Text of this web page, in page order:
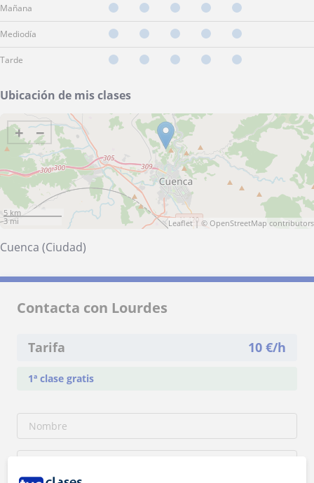
Mañana
Mediodía
Tarde
Ubicación de mis clases
+ −
5 km
3 mi
Leaflet | © OpenStreetMap contributors
Cuenca (Ciudad)
Contacta con Lourdes
Tarifa 10 €/h
1ª clase gratis